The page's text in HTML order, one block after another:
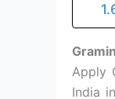
Apply
India